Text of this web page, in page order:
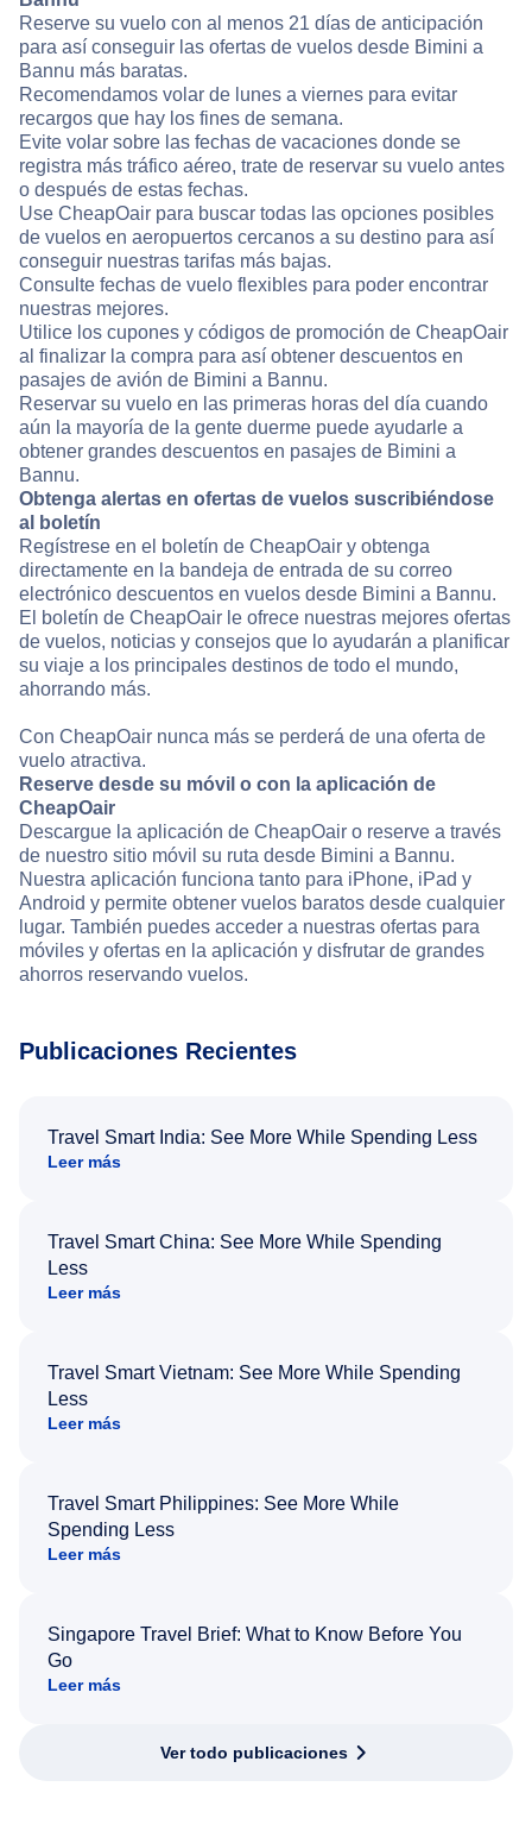
Reserve su vuelo con al menos 21 días de anticipación
para así conseguir las ofertas de vuelos desde Bimini a
Bannu más baratas.
Recomendamos volar de lunes a viernes para evitar
recargos que hay los fines de semana.
Evite volar sobre las fechas de vacaciones donde se
registra más tráfico aéreo, trate de reservar su vuelo antes
o después de estas fechas.
Use CheapOair para buscar todas las opciones posibles
de vuelos en aeropuertos cercanos a su destino para así
conseguir nuestras tarifas más bajas.
Consulte fechas de vuelo flexibles para poder encontrar
nuestras mejores.
Utilice los cupones y códigos de promoción de CheapOair
al finalizar la compra para así obtener descuentos en
pasajes de avión de Bimini a Bannu.
Reservar su vuelo en las primeras horas del día cuando
aún la mayoría de la gente duerme puede ayudarle a
obtener grandes descuentos en pasajes de Bimini a
Bannu.
Obtenga alertas en ofertas de vuelos suscribiéndose
al boletín
Regístrese en el boletín de CheapOair y obtenga
directamente en la bandeja de entrada de su correo
electrónico descuentos en vuelos desde Bimini a Bannu.
El boletín de CheapOair le ofrece nuestras mejores ofertas
de vuelos, noticias y consejos que lo ayudarán a planificar
su viaje a los principales destinos de todo el mundo,
ahorrando más.
Con CheapOair nunca más se perderá de una oferta de
vuelo atractiva.
Reserve desde su móvil o con la aplicación de
CheapOair
Descargue la aplicación de CheapOair o reserve a través
de nuestro sitio móvil su ruta desde Bimini a Bannu.
Nuestra aplicación funciona tanto para iPhone, iPad y
Android y permite obtener vuelos baratos desde cualquier
lugar. También puedes acceder a nuestras ofertas para
móviles y ofertas en la aplicación y disfrutar de grandes
ahorros reservando vuelos.
Publicaciones Recientes
Travel Smart India: See More While Spending Less
Leer más
Travel Smart China: See More While Spending
Less
Leer más
Travel Smart Vietnam: See More While Spending
Less
Leer más
Travel Smart Philippines: See More While
Spending Less
Leer más
Singapore Travel Brief: What to Know Before You
Go
Leer más
Ver todo publicaciones